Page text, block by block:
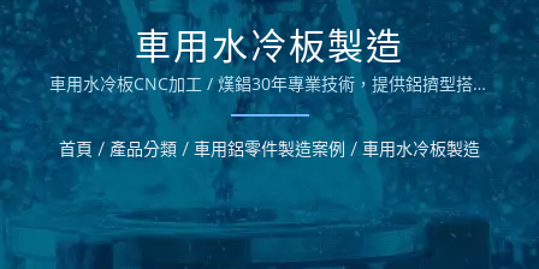
車用水冷板製造
車用水冷板CNC加工 / 熯錩30年專業技術，提供鋁擠型搭配
鋁合金CNC銑床、沖床及折床之30年等加工技術替客戶製造
高品質之工業電腦機殼製造、Panel PC機殼製造、車載電腦
機殼製造、磁碟陣列外殼製造、電動車零組件製造、鋁面鈑製
造等鋁合金產品的OEM及ODM服務。
首頁 / 產品分類 / 車用鋁零件製造案例 / 車用水冷板製造